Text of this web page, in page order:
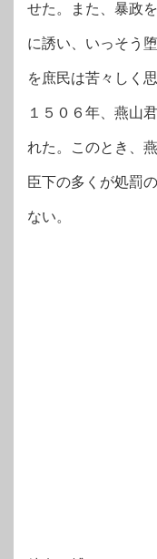
せた。また、暴政
に誘い、いっそう
を庶民は苦々しく
１５０６年、燕山
れた。このとき、
臣下の多くが処罰
ない。